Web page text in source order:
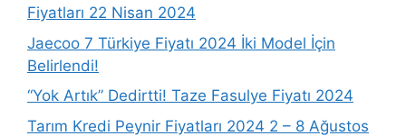
Fiyatları 22 Nisan 2024
Jaecoo 7 Türkiye Fiyatı 2024 İki Model İçin
Belirlendi!
“Yok Artık” Dedirtti! Taze Fasulye Fiyatı 2024
Tarım Kredi Peynir Fiyatları 2024 2 – 8 Ağustos